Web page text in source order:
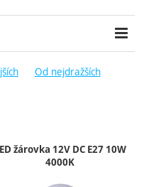
Od nejdražších
žárovka 12V DC E27 10W
4000K